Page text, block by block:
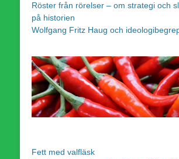
Röster från rörelser – om strategi och
på historien
Wolfgang Fritz Haug och
Fett med valfläsk